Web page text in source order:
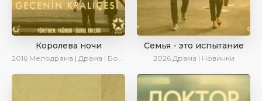
Королева ночи
2016 Мелодрама | Драма | Боевик | Turok1990
Семья - это испытание
2026 Драма | Новинки